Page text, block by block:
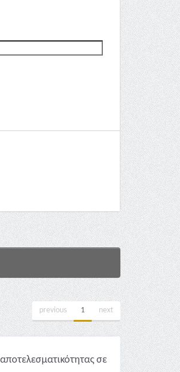
previous 1 next
σε